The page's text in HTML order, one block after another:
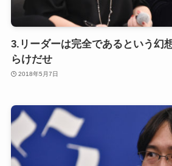
3.リーダーは完全であるという幻
らけだせ
2018年5月7日